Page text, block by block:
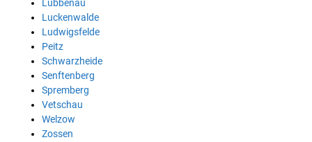
Lübbenau
Luckenwalde
Ludwigsfelde
Peitz
Schwarzheide
Senftenberg
Spremberg
Vetschau
Welzow
Zossen